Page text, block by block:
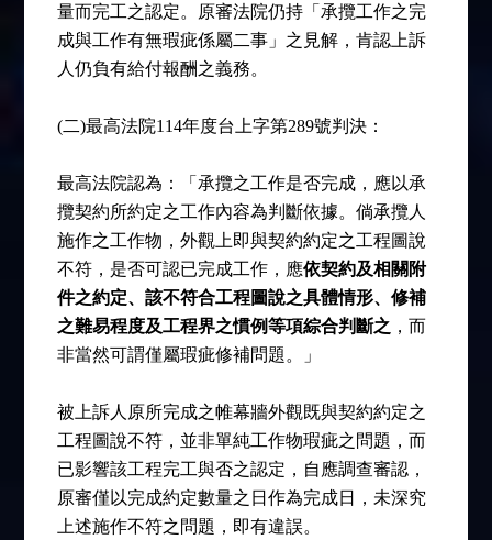
量而完工之認定。原審法院仍持「承攬工作之完
成與工作有無瑕疵係屬二事」之見解，肯認上訴
人仍負有給付報酬之義務。
(二)最高法院114年度台上字第289號判決：
最高法院認為：「承攬之工作是否完成，應以承
攬契約所約定之工作內容為判斷依據。倘承攬人
施作之工作物，外觀上即與契約約定之工程圖說
不符，是否可認已完成工作，應依契約及相關附
件之約定、該不符合工程圖說之具體情形、修補
之難易程度及工程界之慣例等項綜合判斷之 ，而
非當然可謂僅屬瑕疵修補問題。」
被上訴人原所完成之帷幕牆外觀既與契約約定之
工程圖說不符，並非單純工作物瑕疵之問題，而
已影響該工程完工與否之認定，自應調查審認，
原審僅以完成約定數量之日作為完成日，未深究
上述施作不符之問題，即有違誤。